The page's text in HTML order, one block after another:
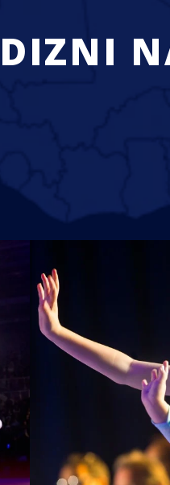
DIZNI